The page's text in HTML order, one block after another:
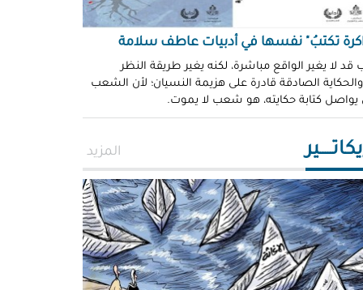
تكتبُ" نفسها في أدبيات عاطف سلامة
قد لا يغير الواقع مباشرة، لكنه يغير طريقة النظر
والحكاية الصادقة قادرة على هزيمة النسيان؛ لأن الشعب
يواصل كتابة حكايته، هو شعب لا يموت.
المزيد